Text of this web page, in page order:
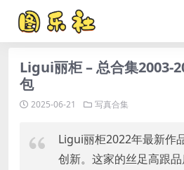
Ligui丽柜 – 总合集2003-
包
2025-06-21 写真合集
Ligui丽柜2022年最新作
创新。这家的丝足高跟